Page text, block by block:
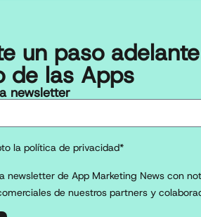
un paso
de las Apps
newsletter
la política de privacidad*
newsletter de App Marketing News con
de nuestros partners y